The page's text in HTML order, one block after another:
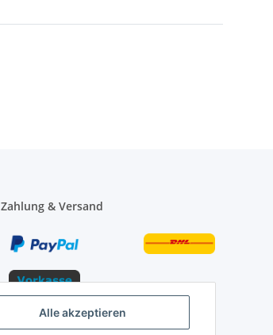
Alle akzeptieren
Zahlung & Versand